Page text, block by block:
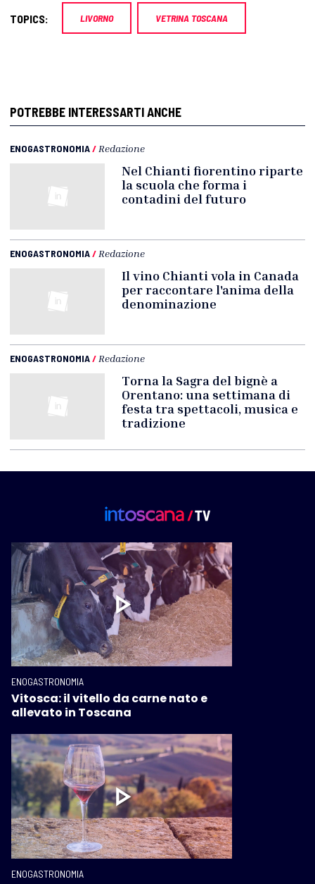
TOPICS: LIVORNO VETRINA TOSCANA
POTREBBE INTERESSARTI ANCHE
ENOGASTRONOMIA/ Redazione
Nel Chianti fiorentino riparte
la scuola che forma i
contadini del futuro
ENOGASTRONOMIA/ Redazione
Il vino Chianti vola in Canada
per raccontare l'anima della
denominazione
ENOGASTRONOMIA/ Redazione
Torna la Sagra del bignè a
Orentano: una settimana di
festa tra spettacoli, musica e
tradizione
ENOGASTRONOMIA
Vitosca: il vitello da carne nato e
allevato in Toscana
ENOGASTRONOMIA